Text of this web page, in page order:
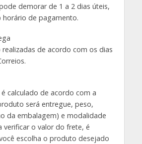
demorar de 1 a 2 dias úteis,
de pagamento.
realizadas de acordo com os dias
calculado de acordo com a
será entregue, peso,
da embalagem) e modalidade
verificar o valor do frete, é
escolha o produto desejado